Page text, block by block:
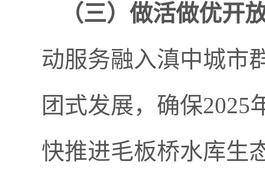
（三） 做活做优开
动服务融入滇中城市
团式发展，确保2025
快推进毛板桥水库生